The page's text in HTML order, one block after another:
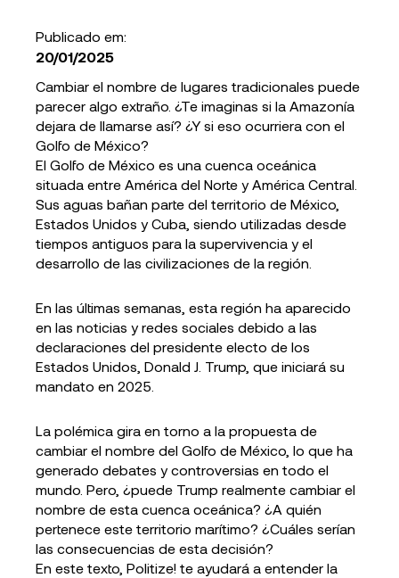
Publicado em:
20/01/2025
Cambiar el nombre de lugares tradicionales puede
parecer algo extraño. ¿Te imaginas si la Amazonía
dejara de llamarse así? ¿Y si eso ocurriera con el
Golfo de México?
El Golfo de México es una cuenca oceánica
situada entre América del Norte y América Central.
Sus aguas bañan parte del territorio de México,
Estados Unidos y Cuba, siendo utilizadas desde
tiempos antiguos para la supervivencia y el
desarrollo de las civilizaciones de la región.
En las últimas semanas, esta región ha aparecido
en las noticias y redes sociales debido a las
declaraciones del presidente electo de los
Estados Unidos, Donald J. Trump, que iniciará su
mandato en 2025.
La polémica gira en torno a la propuesta de
cambiar el nombre del Golfo de México, lo que ha
generado debates y controversias en todo el
mundo. Pero, ¿puede Trump realmente cambiar el
nombre de esta cuenca oceánica? ¿A quién
pertenece este territorio marítimo? ¿Cuáles serían
las consecuencias de esta decisión?
En este texto, Politize! te ayudará a entender la